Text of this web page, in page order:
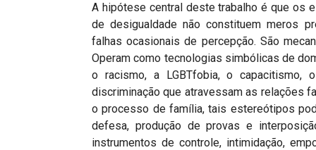
A hipótese central deste trabalho é que os
de desigualdade não constituem meros
falhas ocasionais de percepção. São
Operam como tecnologias simbólicas de
o racismo, a LGBTfobia, o
discriminação que atravessam as relações
o processo de família, tais estereótipos
defesa, produção de provas e
instrumentos de controle, intimidação,